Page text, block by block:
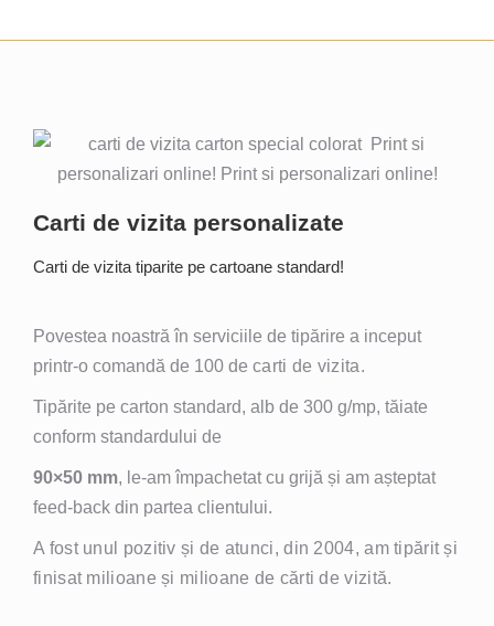
Carti de vizita personalizate
Carti de vizita tiparite pe cartoane standard!
Povestea noastră în serviciile de tipărire a inceput
printr-o comandă de 100 de carti de vizita.
Tipărite pe carton standard, alb de 300 g/mp, tăiate
conform standardului de
90×50 mm, le-am împachetat cu grijă și am așteptat
feed-back din partea clientului.
A fost unul pozitiv și de atunci, din 2004, am tipărit și
finisat milioane și milioane de cărti de vizită.